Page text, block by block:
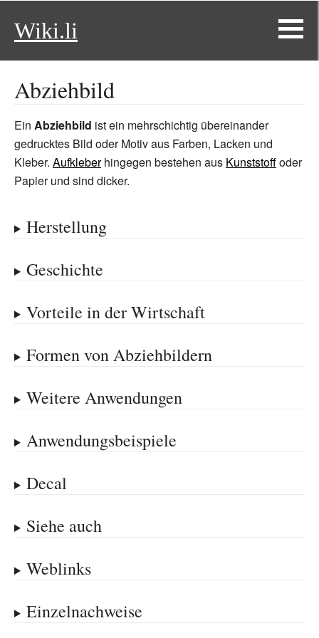
Wiki.li
Abziehbild
Ein Abziehbild ist ein mehrschichtig übereinander
gedrucktes Bild oder Motiv aus Farben, Lacken und
Kleber. Aufkleberhingegen bestehen aus Kunststoffoder
Papier und sind dicker.
Herstellung
Geschichte
Vorteile in der Wirtschaft
Formen von Abziehbildern
Weitere Anwendungen
Anwendungsbeispiele
Decal
Siehe auch
Weblinks
Einzelnachweise